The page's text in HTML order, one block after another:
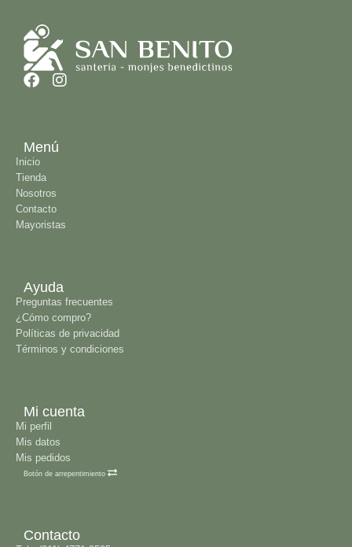
Disponible en distintos colores.
Menú
Inicio
Tienda
Nosotros
Contacto
Mayoristas
Ayuda
Preguntas frecuentes
¿Cómo compro?
Políticas de privacidad
Términos y condiciones
Mi cuenta
Mi perfil
Mis datos
Mis pedidos
Botón de arrepentimiento
Contacto